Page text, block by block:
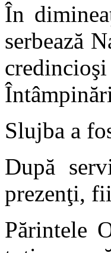
În
serbează
Slujba a
După
prezenţi,
Părintele